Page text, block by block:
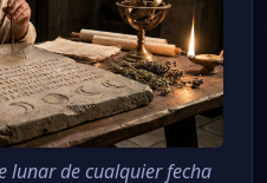
lunar de cualquier fecha